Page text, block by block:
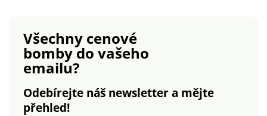
Všechny cenové
bombydo vašeho
emailu?
Odebírejte náš newsletter a mějte
přehled!